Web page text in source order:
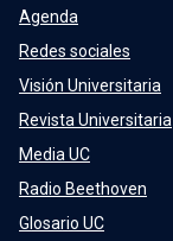
Agenda
Redes sociales
Visión Universitaria
Revista Universitaria
Media UC
Radio Beethoven
Glosario UC